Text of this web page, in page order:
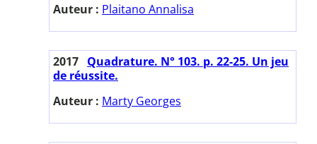
Auteur : Plaitano Annalisa
2017 Quadrature. N° 103. p. 22-25. Un jeu
de réussite.
Auteur : Marty Georges